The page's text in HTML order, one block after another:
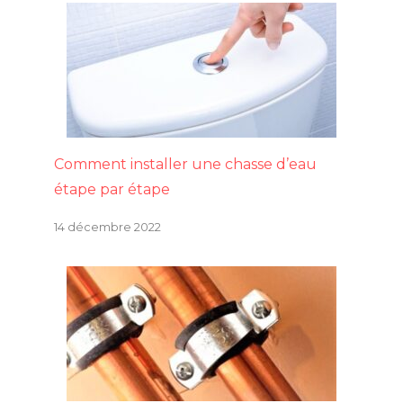
Comment installer une chasse d’eau
étape par étape
14 décembre 2022